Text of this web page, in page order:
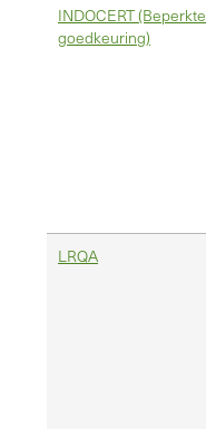
INDOCERT (Beperkte
goedkeuring)
LRQA